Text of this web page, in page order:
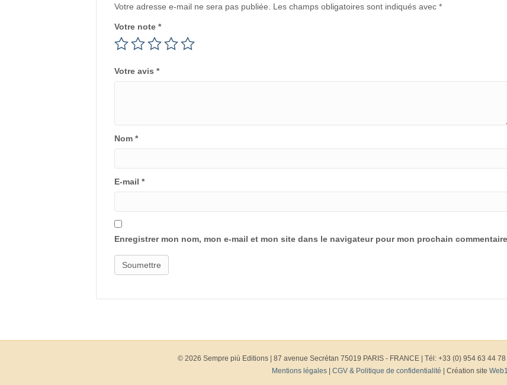
Votre adresse e-mail ne sera pas publiée.
Les champs obligatoires sont indiqués avec *
Votre note *
Votre avis *
Nom *
E-mail *
Enregistrer mon nom, mon e-mail et mon site dans le navigateur pour mon prochain
© 2026 Sempre più Editions 87 avenue Secrétan 75019 PARIS - FRANCE | Tél: +33 (0) 954 63 44 78 |
Mentions légales
CGV & Politique de confidentialité | Création site